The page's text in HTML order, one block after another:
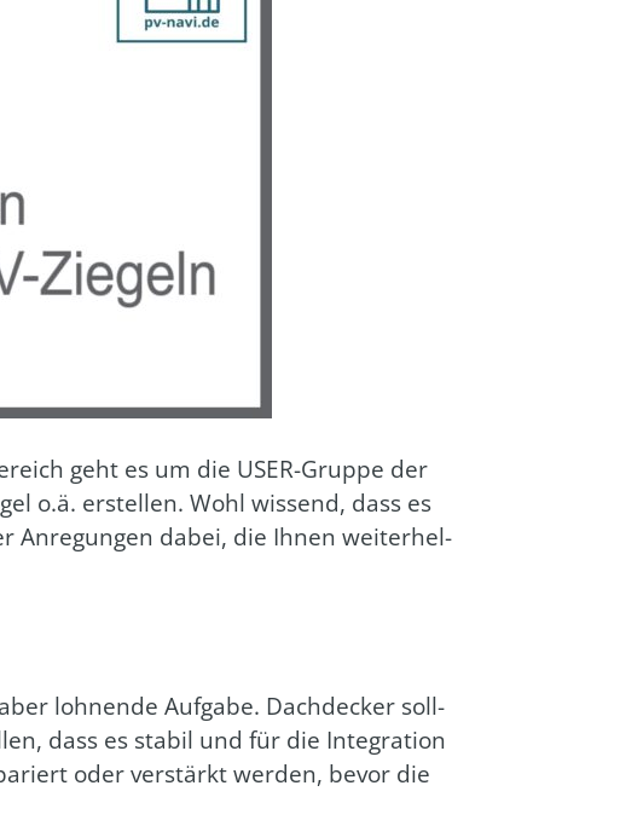
geht es um die USER-Grup­pe der
o.ä. erstel­len. Wohl wis­send, dass es
Anre­gun­gen dabei, die Ihnen wei­ter­hel­
loh­nen­de Auf­ga­be. Dach­de­cker soll­
dass es sta­bil und für die Inte­gra­ti­on
oder ver­stärkt wer­den, bevor die